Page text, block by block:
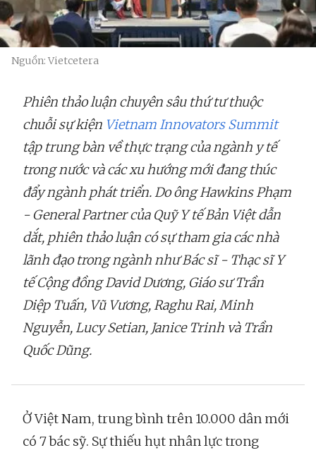
Nguồn: Vietcetera
Phiên thảo luận chuyên sâu thứ tư thuộc
chuỗi sự kiện Vietnam Innovators Summit
tập trung bàn về thực trạng của ngành y tế
trong nước và các xu hướng mới đang thúc
đẩy ngành phát triển. Do ông Hawkins Phạm
- General Partner của Quỹ Y tế Bản Việt dẫn
dắt, phiên thảo luận có sự tham gia các nhà
lãnh đạo trong ngành như Bác sĩ - Thạc sĩ Y
tế Cộng đồng David Dương, Giáo sư Trần
Diệp Tuấn, Vũ Vương, Raghu Rai, Minh
Nguyễn, Lucy Setian, Janice Trinh và Trần
Quốc Dũng.
Ở Việt Nam, trung bình trên 10.000 dân mới
có 7 bác sỹ. Sự thiếu hụt nhân lực trong